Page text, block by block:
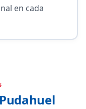
en cada